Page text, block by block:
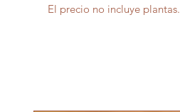
El precio no incluye plantas.